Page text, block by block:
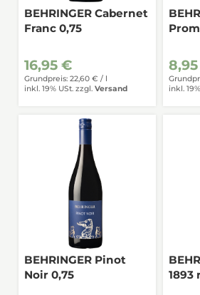
BEHRINGER Cabernet
Franc 0,75
16,95 €
Grundpreis: 22,60 € / l
inkl. 19% USt. zzgl. Versand
inkl.
BEHRINGER Pinot
Noir 0,75
1893